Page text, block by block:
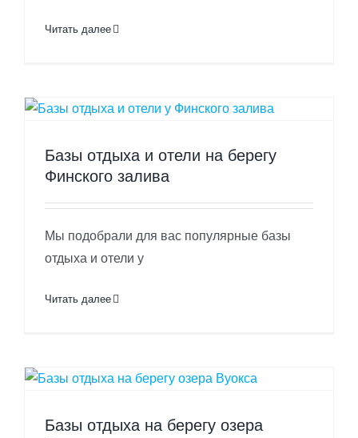
Читать далее
Базы отдыха и отели на берегу
Финского залива
Мы подобрали для вас популярные базы
отдыха и отели у
Читать далее
Базы отдыха на берегу озера